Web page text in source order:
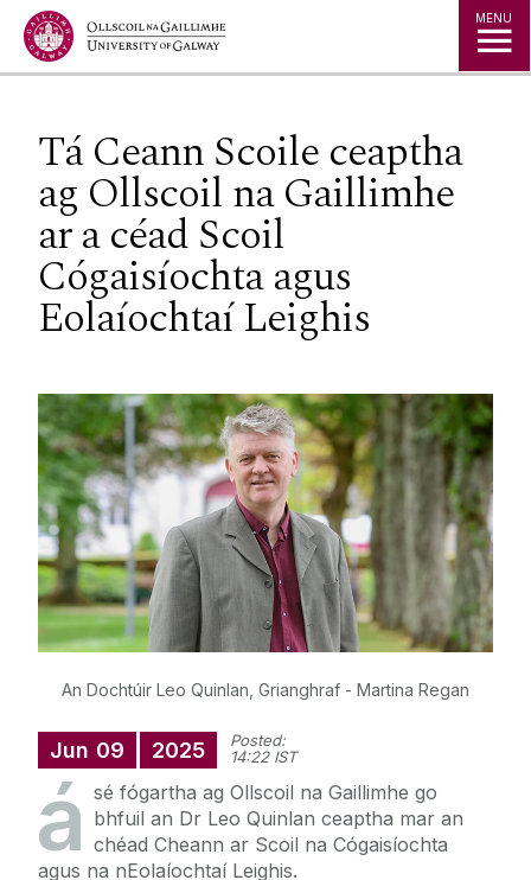
Jump to Content MENU
Tá Ceann Scoile ceaptha
ag Ollscoil na Gaillimhe
ar a céad Scoil
Cógaisíochta agus
Eolaíochtaí Leighis
An Dochtúir Leo Quinlan, Grianghraf - Martina Regan
Jun 09 2025
Posted:
14:22 IST
á sé fógartha ag Ollscoil na Gaillimhe go
bhfuil an Dr Leo Quinlan ceaptha mar an
chéad Cheann ar Scoil na Cógaisíochta
agus na nEolaíochtaí Leighis.